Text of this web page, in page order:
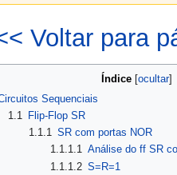
Voltar para
Índice
Sequenciais
1.1
Flip-Flop SR
1.1.1
SR com portas NOR
1.1.1.1 Análise do ff SR
1.1.1.2 S=R=1